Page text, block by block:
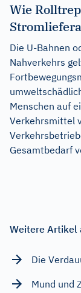
Wie
Die U-Bahnen
Nahverkehrs
Menschen auf
Verkehrsmittel
Gesamtbedarf
Weitere Artikel
Die
Mund und